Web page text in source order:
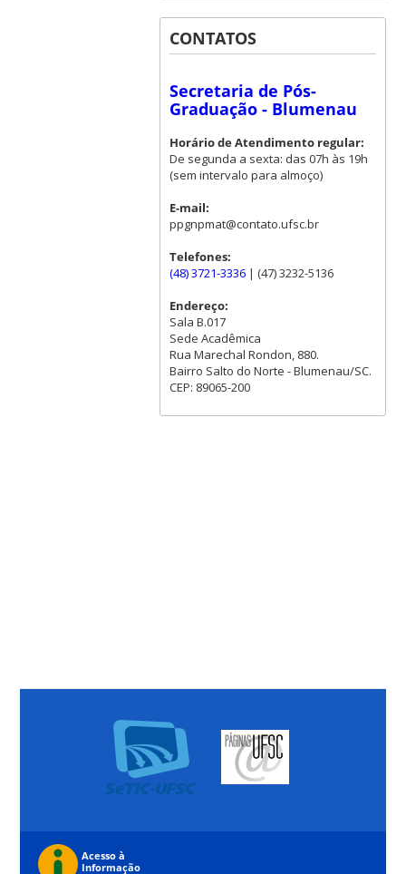
CONTATOS
Secretaria de Pós-
Graduação - Blumenau
Horário de Atendimento regular:
De segunda a sexta: das 07h às 19h
(sem intervalo para almoço)
E-mail:
ppgnpmat@contato.ufsc.br
Telefones:
(48) 3721-3336| (47) 3232-5136
Endereço:
Sala B.017
Sede Acadêmica
Rua Marechal Rondon, 880.
Bairro Salto do Norte - Blumenau/SC.
CEP: 89065-200